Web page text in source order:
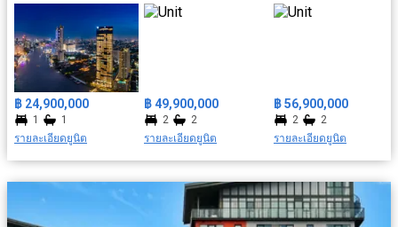
มารีน่า, วัดทองนพคุณ, รพ.ตากสิน ฯลฯ
฿ 24,900,000
1
1
รายละเอียดยูนิต
฿ 49,900,000
2
2
รายละเอียดยูนิต
฿ 56,900,000
2
2
รายละเอียดยูนิต